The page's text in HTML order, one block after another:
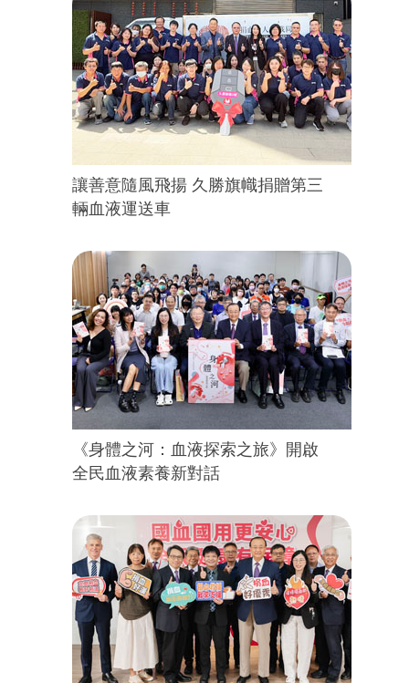
讓善意隨風飛揚 久勝旗幟捐贈第三
輛血液運送車
《身體之河：血液探索之旅》開啟
全民血液素養新對話